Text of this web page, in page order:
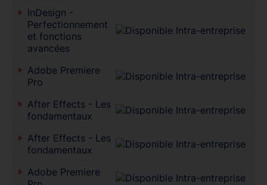
InDesign -
Perfectionnement
et fonctions
avancées
Adobe Premiere
Pro
After Effects - Les
fondamentaux
After Effects - Les
fondamentaux
Adobe Premiere